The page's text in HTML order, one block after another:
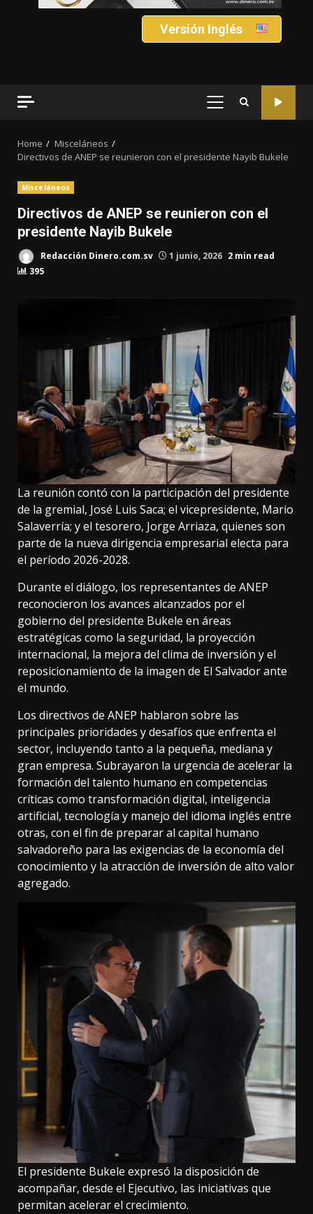
Versión Inglés
PRIMARY
Home
Misceláneos
Directivos de ANEP se reunieron con el presidente Nayib Bukele
Misceláneos
Directivos de ANEP se reunieron con el
presidente Nayib Bukele
Redacción Dinero.com.sv 1 junio, 2026 2 min read
395
La reunión contó con la participación del presidente
de la gremial, José Luis Saca; el vicepresidente, Mario
Salaverría; y el tesorero, Jorge Arriaza, quienes son
parte de la nueva dirigencia empresarial electa para
el período 2026-2028.
Durante el diálogo, los representantes de ANEP
reconocieron los avances alcanzados por el
gobierno del presidente Bukele en áreas
estratégicas como la seguridad, la proyección
internacional, la mejora del clima de inversión y el
reposicionamiento de la imagen de El Salvador ante
el mundo.
Los directivos de ANEP hablaron sobre las
principales prioridades y desafíos que enfrenta el
sector, incluyendo tanto a la pequeña, mediana y
gran empresa. Subrayaron la urgencia de acelerar la
formación del talento humano en competencias
críticas como transformación digital, inteligencia
artificial, tecnología y manejo del idioma inglés entre
otras, con el fin de preparar al capital humano
salvadoreño para las exigencias de la economía del
conocimiento y la atracción de inversión de alto valor
agregado.
El presidente Bukele expresó la disposición de
acompañar, desde el Ejecutivo, las iniciativas que
permitan acelerar el crecimiento.